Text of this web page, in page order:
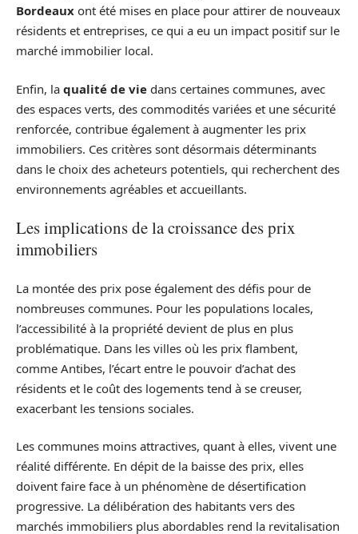
Bordeaux ont été mises en place pour attirer de nouveaux
résidents et entreprises, ce qui a eu un impact positif sur le
marché immobilier local.
Enfin, la qualité de vie dans certaines communes, avec
des espaces verts, des commodités variées et une sécurité
renforcée, contribue également à augmenter les prix
immobiliers. Ces critères sont désormais déterminants
dans le choix des acheteurs potentiels, qui recherchent des
environnements agréables et accueillants.
Les implications de la croissance des prix
immobiliers
La montée des prix pose également des défis pour de
nombreuses communes. Pour les populations locales,
l’accessibilité à la propriété devient de plus en plus
problématique. Dans les villes où les prix flambent,
comme Antibes, l’écart entre le pouvoir d’achat des
résidents et le coût des logements tend à se creuser,
exacerbant les tensions sociales.
Les communes moins attractives, quant à elles, vivent une
réalité différente. En dépit de la baisse des prix, elles
doivent faire face à un phénomène de désertification
progressive. La délibération des habitants vers des
marchés immobiliers plus abordables rend la revitalisation